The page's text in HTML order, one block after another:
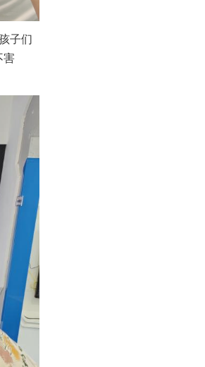
子们
害